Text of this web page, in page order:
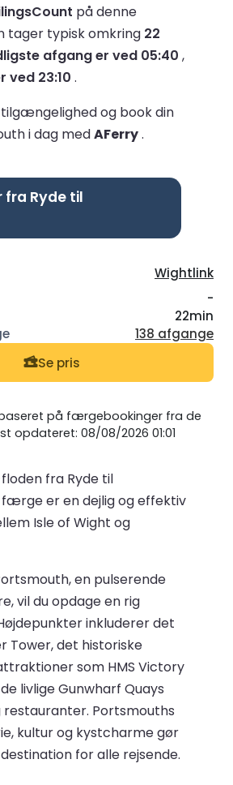
på denne
tager typisk omkring 22
afgang er ved 05:40 ,
ved 23:10 .
og book din
i dag medAFerry.
Ryde til
Wightlink
-
22min
138 afgange
Se pris
på færgebookinger fra de
opdateret: 08/08/2026 01:01
fra Ryde til
er en dejlig og effektiv
Isle of Wight og
en pulserende
vil du opdage en rig
inkluderer det
Tower, det historiske
som HMS Victory
livlige Gunwharf Quays
restauranter. Portsmouths
kultur og kystcharme gør
for alle rejsende.